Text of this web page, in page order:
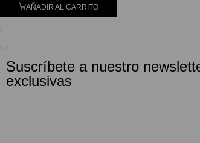
AÑADIR AL CARRITO
Suscríbete a nuestro
exclusivas